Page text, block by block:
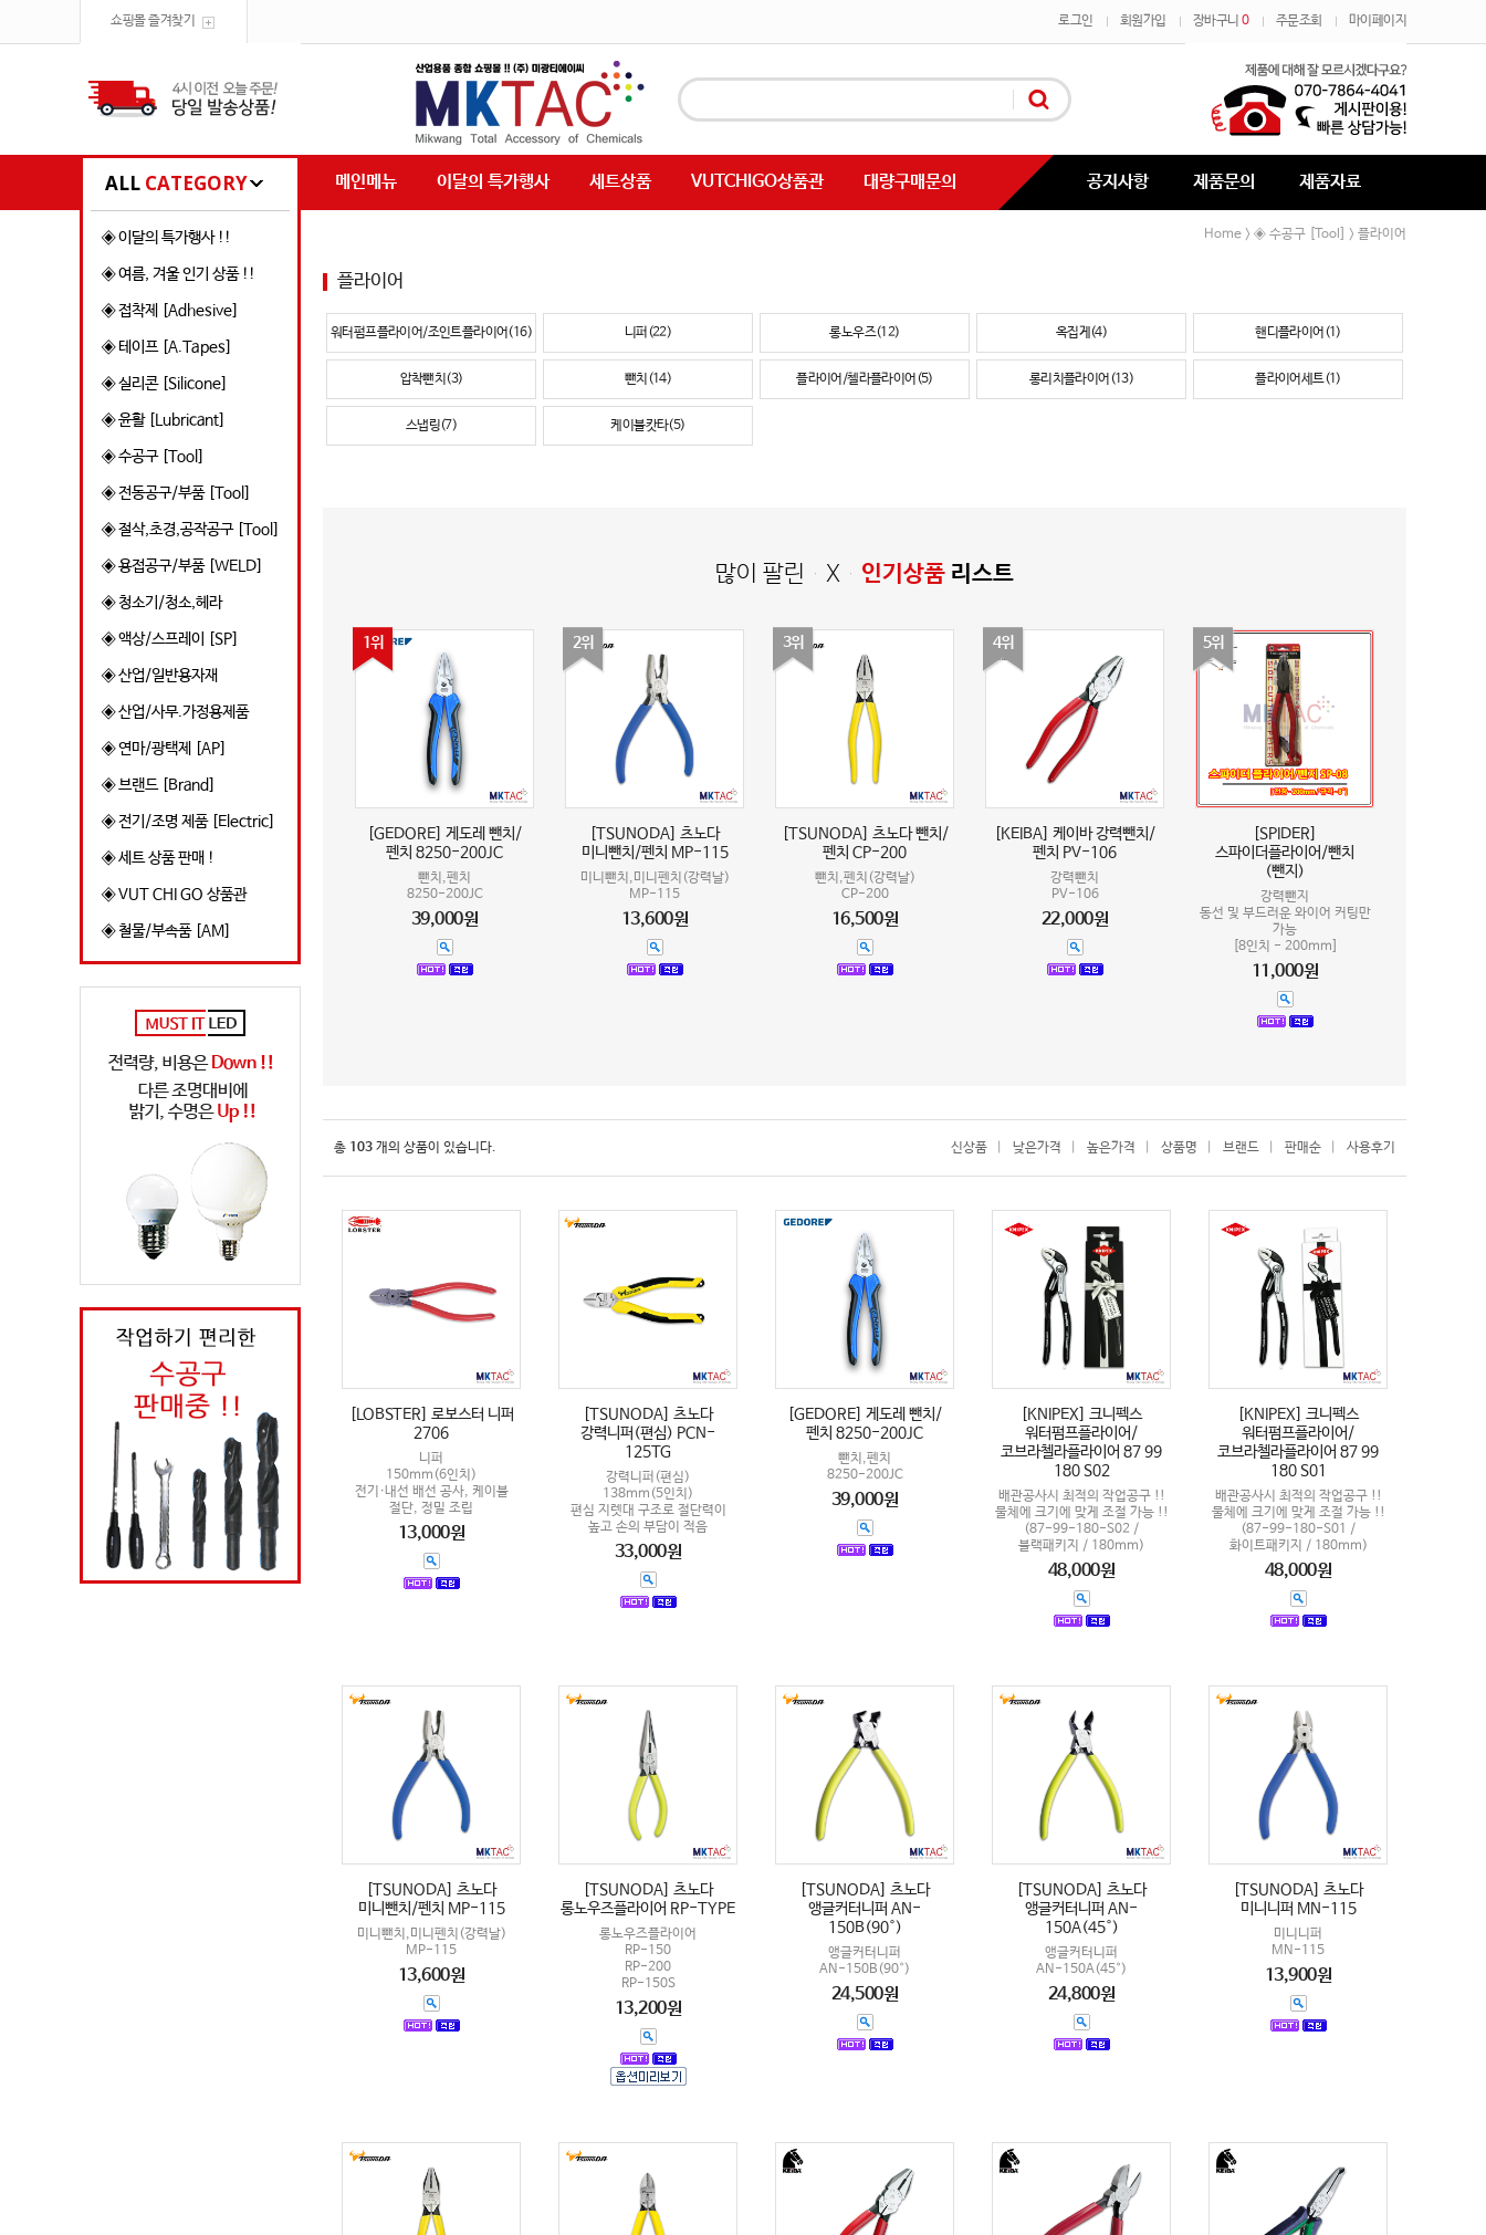
쇼핑몰 즐겨찾기 로그인 회원가입 장바구니 0 주문조회 마이페이지
ALL CATEGORY 메인메뉴 이달의 특가행사 세트상품 VUTCHIGO상품관 대량구매문의 공지사항 제품문의 제품자료
◈ 이달의 특가행사 !!
◈ 여름, 겨울 인기 상품 !!
◈ 접착제 [Adhesive]
◈ 테이프 [A.Tapes]
◈ 실리콘 [Silicone]
◈ 윤활 [Lubricant]
◈ 수공구 [Tool]
◈ 전동공구/부품 [Tool]
◈ 절삭,초경,공작공구 [Tool]
◈ 용접공구/부품 [WELD]
◈ 청소기/청소,헤라
◈ 액상/스프레이 [SP]
◈ 산업/일반용자재
◈ 산업/사무.가정용제품
◈ 연마/광택제 [AP]
◈ 브랜드 [Brand]
◈ 전기/조명 제품 [Electric]
◈ 세트 상품 판매 !
◈ VUT CHI GO 상품관
◈ 철물/부속품 [AM]
Home > ◈ 수공구 [Tool] > 플라이어
플라이어
워터펌프플라이어/조인트플라이어(16) 니퍼(22) 롱노우즈(12) 옥집게(4) 핸디플라이어(1)
압착뺀치(3) 뺀치(14) 플라이어/첼라플라이어(5) 롱리치플라이어(13) 플라이어세트(1)
스냅링(7) 케이블캇타(5)
많이 팔린 X 인기상품 리스트
1위
[GEDORE] 게도레 뺀치/
펜치 8250-200JC
뺀치,펜치
8250-200JC
39,000원
2위
[TSUNODA] 츠노다
미니뺀치/펜치 MP-115
미니뺀치,미니펜치(강력날)
MP-115
13,600원
3위
[TSUNODA] 츠노다 뺀치/
펜치 CP-200
뺀치,펜치(강력날)
CP-200
16,500원
4위
[KEIBA] 케이바 강력뺀치/
펜치 PV-106
강력뺀치
PV-106
22,000원
5위
[SPIDER]
스파이더플라이어/뺀치
(뺀지)
강력뺀지
동선 및 부드러운 와이어 커팅만
가능
[8인치 - 200mm]
11,000원
총 103 개의 상품이 있습니다. 신상품 낮은가격 높은가격 상품명 브랜드 판매순 사용후기
[LOBSTER] 로보스터 니퍼
2706
니퍼
150mm(6인치)
전기·내선 배선 공사, 케이블
절단, 정밀 조립
13,000원
[TSUNODA] 츠노다
강력니퍼(편심) PCN-
125TG
강력니퍼(편심)
138mm(5인치)
편심 지렛대 구조로 절단력이
높고 손의 부담이 적음
33,000원
[GEDORE] 게도레 뺀치/
펜치 8250-200JC
뺀치,펜치
8250-200JC
39,000원
[KNIPEX] 크니펙스
워터펌프플라이어/
코브라첼라플라이어 87 99
180 S02
배관공사시 최적의 작업공구 !!
물체에 크기에 맞게 조절 가능 !!
(87-99-180-S02 /
블랙패키지 / 180mm)
48,000원
[KNIPEX] 크니펙스
워터펌프플라이어/
코브라첼라플라이어 87 99
180 S01
배관공사시 최적의 작업공구 !!
물체에 크기에 맞게 조절 가능 !!
(87-99-180-S01 /
화이트패키지 / 180mm)
48,000원
[TSUNODA] 츠노다
미니뺀치/펜치 MP-115
미니뺀치,미니펜치(강력날)
MP-115
13,600원
[TSUNODA] 츠노다
롱노우즈플라이어 RP-TYPE
롱노우즈플라이어
RP-150
RP-200
RP-150S
13,200원
[TSUNODA] 츠노다
앵글커터니퍼 AN-
150B(90°)
앵글커터니퍼
AN-150B(90°)
24,500원
[TSUNODA] 츠노다
앵글커터니퍼 AN-
150A(45°)
앵글커터니퍼
AN-150A(45°)
24,800원
[TSUNODA] 츠노다
미니니퍼 MN-115
미니니퍼
MN-115
13,900원